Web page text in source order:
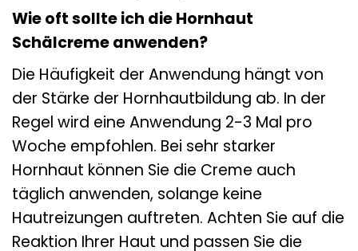
Wie oft sollte ich die Hornhaut
Schälcreme anwenden?
Die Häufigkeit der Anwendung hängt von
der Stärke der Hornhautbildung ab. In der
Regel wird eine Anwendung 2-3 Mal pro
Woche empfohlen. Bei sehr starker
Hornhaut können Sie die Creme auch
täglich anwenden, solange keine
Hautreizungen auftreten. Achten Sie auf die
Reaktion Ihrer Haut und passen Sie die